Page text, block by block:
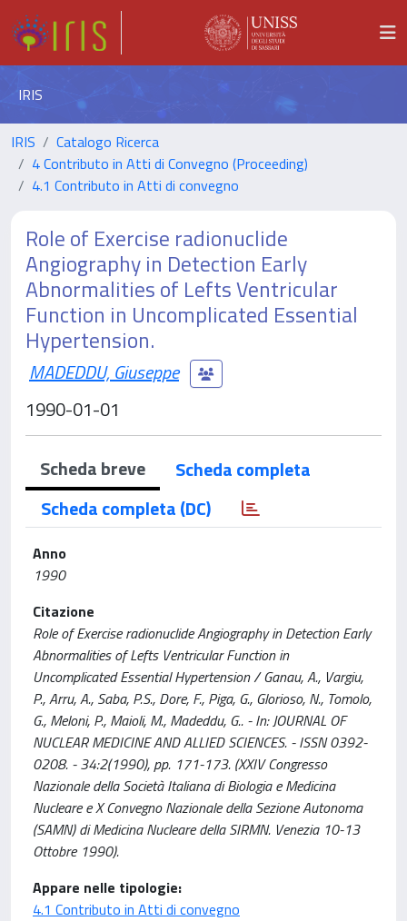
IRIS
IRIS
Catalogo Ricerca
4 Contributo in Atti di Convegno (Proceeding)
4.1 Contributo in Atti di convegno
Role of Exercise radionuclide
Angiography in Detection Early
Abnormalities of Lefts Ventricular
Function in Uncomplicated Essential
Hypertension.
MADEDDU, Giuseppe
1990-01-01
Scheda breve
Scheda completa
Scheda completa (DC)
Anno
1990
Citazione
Role of Exercise radionuclide Angiography in Detection Early
Abnormalities of Lefts Ventricular Function in
Uncomplicated Essential Hypertension / Ganau, A., Vargiu,
P., Arru, A., Saba, P.S., Dore, F., Piga, G., Glorioso, N., Tomolo,
G., Meloni, P., Maioli, M., Madeddu, G.. - In: JOURNAL OF
NUCLEAR MEDICINE AND ALLIED SCIENCES. - ISSN 0392-
0208. - 34:2(1990), pp. 171-173. (XXIV Congresso
Nazionale della Società Italiana di Biologia e Medicina
Nucleare e X Convegno Nazionale della Sezione Autonoma
(SAMN) di Medicina Nucleare della SIRMN. Venezia 10-13
Ottobre 1990).
Appare nelle tipologie:
4.1 Contributo in Atti di convegno